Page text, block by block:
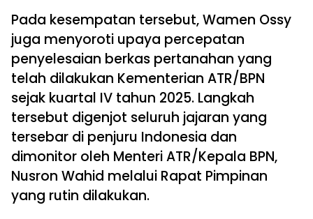
Pada kesempatan tersebut, Wamen Ossy
juga menyoroti upaya percepatan
penyelesaian berkas pertanahan yang
telah dilakukan Kementerian ATR/BPN
sejak kuartal IV tahun 2025. Langkah
tersebut digenjot seluruh jajaran yang
tersebar di penjuru Indonesia dan
dimonitor oleh Menteri ATR/Kepala BPN,
Nusron Wahid melalui Rapat Pimpinan
yang rutin dilakukan.